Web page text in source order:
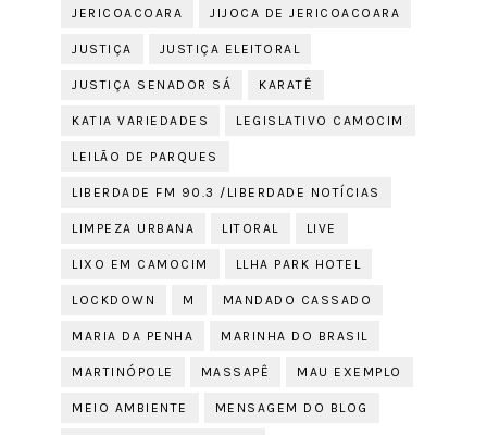
JERICOACOARA JIJOCA DE JERICOACOARA
JUSTIÇA JUSTIÇA ELEITORAL
JUSTIÇA SENADOR SÁ KARATÊ
KATIA VARIEDADES LEGISLATIVO CAMOCIM
LEILÃO DE PARQUES
LIBERDADE FM 90.3 /LIBERDADE NOTÍCIAS
LIMPEZA URBANA LITORAL LIVE
LIXO EM CAMOCIM LLHA PARK HOTEL
LOCKDOWN M MANDADO CASSADO
MARIA DA PENHA MARINHA DO BRASIL
MARTINÓPOLE MASSAPÊ MAU EXEMPLO
MEIO AMBIENTE MENSAGEM DO BLOG